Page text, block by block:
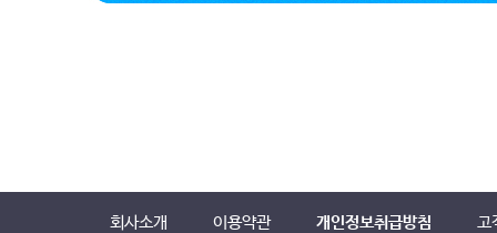
회사소개 이용약관 개인정보취급방침 고